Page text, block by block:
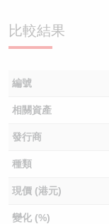
比較結果
編號
相關資產
發行商
種類
現價 (港元)
變化 (%)